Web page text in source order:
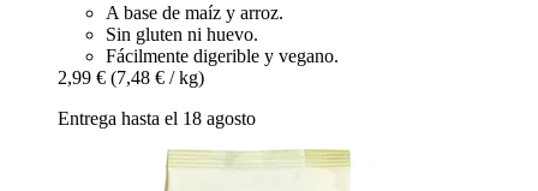
A base de maíz y arroz.
Sin gluten ni huevo.
Fácilmente digerible y vegano.
2,99 € (7,48 € / kg)
Entrega hasta el 18 agosto